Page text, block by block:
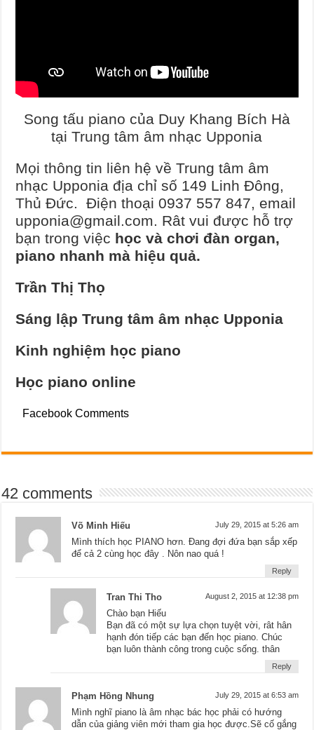
Song tấu piano của Duy Khang Bích Hà
tại Trung tâm âm nhạc Upponia
Mọi thông tin liên hệ về Trung tâm âm
nhạc Upponia địa chỉ số 149 Linh Đông,
Thủ Đức. Điện thoại 0937 557 847, email
upponia@gmail.com. Rât vui được hỗ trợ
bạn trong việc học và chơi đàn organ,
piano nhanh mà hiệu quả.
Trần Thị Thọ
Sáng lập Trung tâm âm nhạc Upponia
Kinh nghiệm học piano
Học piano online
Facebook Comments
42 comments
Võ Minh Hiếu July 29, 2015 at 5:26 am
Mình thích học PIANO hơn. Đang đợi đứa bạn sắp xếp
để cả 2 cùng học đây . Nôn nao quá !
Reply
Tran Thi Tho August 2, 2015 at 12:38 pm
Chào bạn Hiếu
Bạn đã có một sự lựa chọn tuyệt vời, rât hân
hạnh đón tiếp các bạn đến học piano. Chúc
bạn luôn thành công trong cuộc sống. thân
Reply
Phạm Hồng Nhung July 29, 2015 at 6:53 am
Mình nghĩ piano là âm nhạc bác học phải có hướng
dẫn của giảng viên mới tham gia học được.Sẽ cố gắng